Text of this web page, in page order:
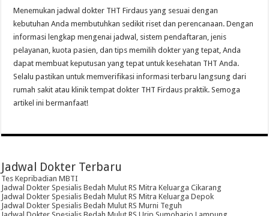
Menemukan jadwal dokter THT Firdaus yang sesuai dengan
kebutuhan Anda membutuhkan sedikit riset dan perencanaan. Dengan
informasi lengkap mengenai jadwal, sistem pendaftaran, jenis
pelayanan, kuota pasien, dan tips memilih dokter yang tepat, Anda
dapat membuat keputusan yang tepat untuk kesehatan THT Anda.
Selalu pastikan untuk memverifikasi informasi terbaru langsung dari
rumah sakit atau klinik tempat dokter THT Firdaus praktik. Semoga
artikel ini bermanfaat!
Jadwal Dokter Terbaru
Tes Kepribadian MBTI
Jadwal Dokter Spesialis Bedah Mulut RS Mitra Keluarga Cikarang
Jadwal Dokter Spesialis Bedah Mulut RS Mitra Keluarga Depok
Jadwal Dokter Spesialis Bedah Mulut RS Murni Teguh